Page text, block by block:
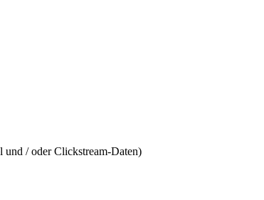
und / oder Clickstream-Daten)